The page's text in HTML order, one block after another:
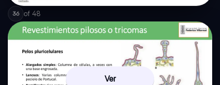
36 of 48
Ver